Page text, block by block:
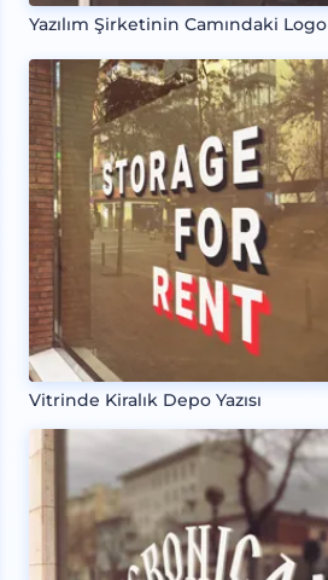
Yazılım Şirketinin Camındaki Logo
Vitrinde Kiralık Depo Yazısı